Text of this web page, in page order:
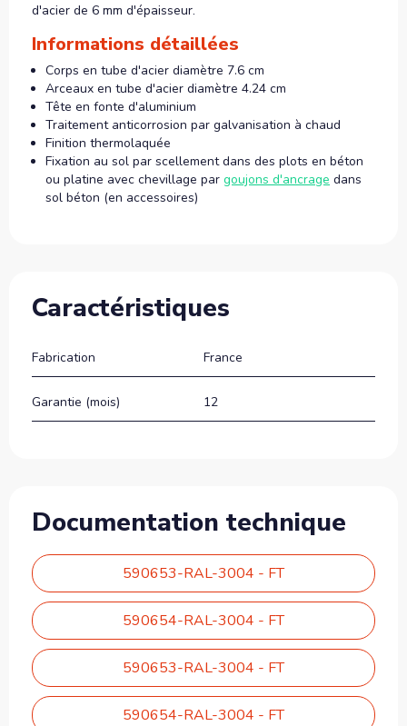
d'acier de 6 mm d'épaisseur.
Informations détaillées
Corps en tube d'acier diamètre 7.6 cm
Arceaux en tube d'acier diamètre 4.24 cm
Tête en fonte d'aluminium
Traitement anticorrosion par galvanisation à chaud
Finition thermolaquée
Fixation au sol par scellement dans des plots en béton
ou platine avec chevillage par goujons d'ancrage dans
sol béton (en accessoires)
Caractéristiques
Fabrication France
Garantie (mois) 12
Documentation technique
590653-RAL-3004 - FT
590654-RAL-3004 - FT
590653-RAL-3004 - FT
590654-RAL-3004 - FT